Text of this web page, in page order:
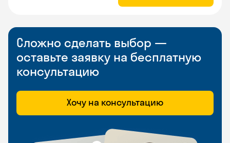
Сложно сделать выбор —
оставьте заявку на бесплатную
консультацию
Хочу на консультацию